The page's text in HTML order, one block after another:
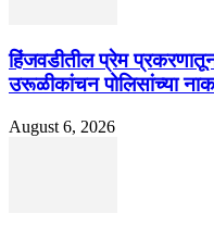
हिंजवडीतील प्रेम
उरूळीकांचन पोलिसांच्या
August 6, 2026